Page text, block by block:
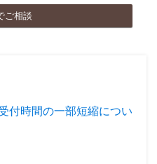
ご相談
時間の一部短縮につい